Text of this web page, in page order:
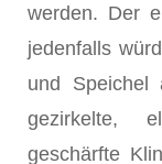
werden. Der
jedenfalls
und Speichel
gezirkelte,
geschärfte